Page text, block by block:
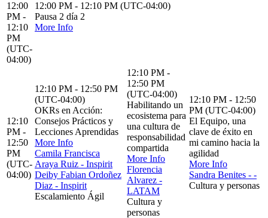
12:00
PM -
12:10
PM
(UTC-
04:00)
12:00 PM - 12:10 PM (UTC-04:00)
Pausa 2 día 2
More Info
12:10
PM -
12:50
PM
(UTC-
04:00)
12:10 PM - 12:50 PM
(UTC-04:00)
OKRs en Acción:
Consejos Prácticos y
Lecciones Aprendidas
More Info
Camila Francisca
Araya Ruiz - Inspirit
Deiby Fabian Ordoñez
Diaz - Inspirit
Escalamiento Ágil
12:10 PM -
12:50 PM
(UTC-04:00)
Habilitando un
ecosistema para
una cultura de
responsabilidad
compartida
More Info
Florencia
Alvarez -
LATAM
Cultura y
personas
12:10 PM - 12:50
PM (UTC-04:00)
El Equipo, una
clave de éxito en
mi camino hacia la
agilidad
More Info
Sandra Benites - -
Cultura y personas